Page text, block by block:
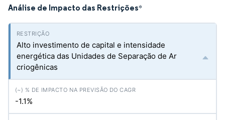
Análise de Impacto das Restrições*
Alto investimento de capital e intensidade
energética das Unidades de Separação de Ar
criogênicas
-1.1%